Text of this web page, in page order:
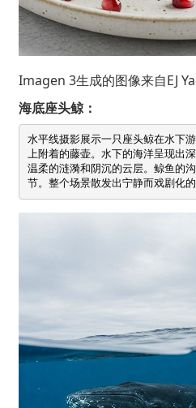
Imagen 3生成的图像来自EJ
海底座头鲸：
水平线摄影展示一只座头鲸在水下
上附着的藤壶。水下的海洋呈现出
温柔的涟漪和阴沉的云层。鲸鱼的
节。整个场景散发出宁静而戏剧化的